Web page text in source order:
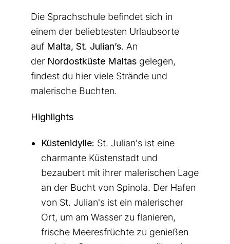
Die Sprachschule befindet sich in
einem der beliebtesten Urlaubsorte
auf Malta, St. Julian’s. An
der Nordostküste Maltas gelegen,
findest du hier viele Strände und
malerische Buchten.
Highlights
Küstenidylle: St. Julian's ist eine
charmante Küstenstadt und
bezaubert mit ihrer malerischen Lage
an der Bucht von Spinola. Der Hafen
von St. Julian's ist ein malerischer
Ort, um am Wasser zu flanieren,
frische Meeresfrüchte zu genießen